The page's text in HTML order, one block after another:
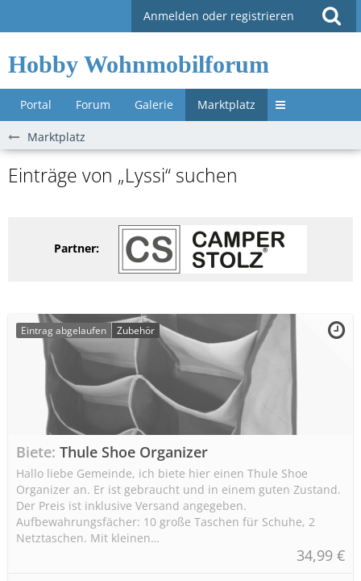
Anmelden oder registrieren
Hobby Wohnmobilforum
Portal Forum Galerie Marktplatz Untermenü »
Marktplatz
Einträge von „Lyssi“ suchen
Partner:
Eintrag abgelaufen Zubehör
Biete Thule Shoe Organizer
Hallo liebe Gemeinde, ich biete hier einen Thule Shoe
Organizer an. Er ist gebraucht und in einem guten Zustand.
Der Preis ist inklusive Versand angegeben.
Aufbewahrungsfächer: 10 große Taschen für Schuhe, 2
Netztaschen. Mit kleinen…
34,99 €